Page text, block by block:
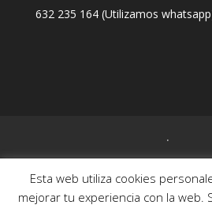
632 235 164(Utilizamos
.
Kentatu © 2017-20 | Nota
Esta web utiliza cookies
mejorar tu experiencia con la web.